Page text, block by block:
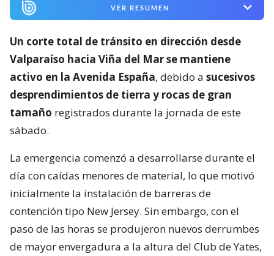
VER RESUMEN
Un corte total de tránsito en dirección desde
Valparaíso hacia Viña del Mar se mantiene
activo en la Avenida España, debido a sucesivos
desprendimientos de tierra y rocas de gran
tamaño registrados durante la jornada de este
sábado.
La emergencia comenzó a desarrollarse durante el
día con caídas menores de material, lo que motivó
inicialmente la instalación de barreras de
contención tipo New Jersey. Sin embargo, con el
paso de las horas se produjeron nuevos derrumbes
de mayor envergadura a la altura del Club de Yates,